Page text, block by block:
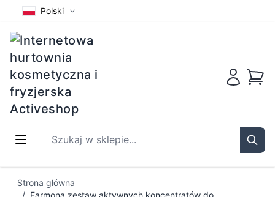
Polski
Szukaj w sklepie...
Strona główna
/ Farmona zestaw aktywnych koncentratów do